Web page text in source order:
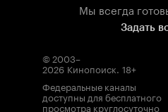
Мы всегда
Задать
© 2003–
2026 Кинопоиск. 18+
Федеральные каналы
доступны для бесплатного
просмотра круглосуточно